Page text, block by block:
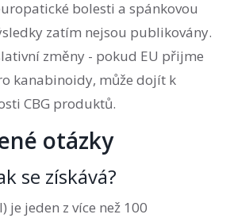
bolesti a spánkovou
zatím nejsou publikovány.
změny - pokud EU přijme
kanabinoidy, může dojít k
CBG produktů.
otázky
se získává?
je jeden z více než 100